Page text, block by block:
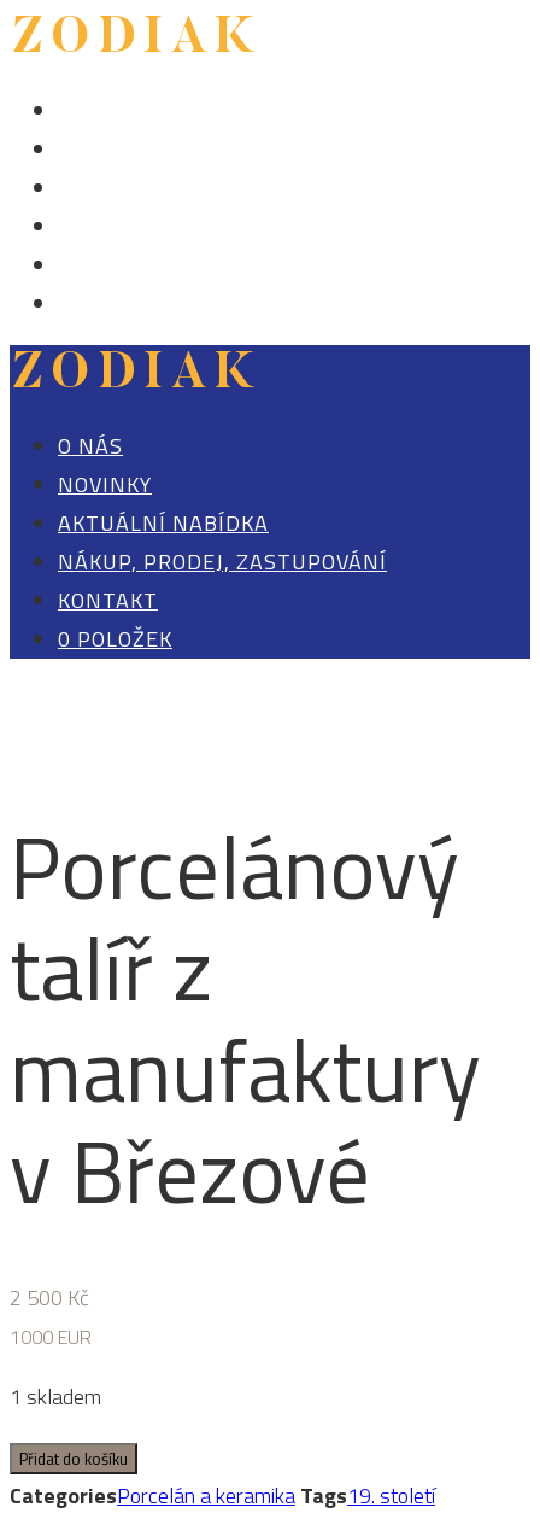
O NÁS
NOVINKY
AKTUÁLNÍ NABÍDKA
NÁKUP, PRODEJ, ZASTUPOVÁNÍ
KONTAKT
0 POLOŽEK
Porcelánový
talíř z
manufaktury
v Březové
2 500 Kč
1000 EUR
1 skladem
Porcelánový
talíř
Přidat do košíku
CategoriesPorcelán a keramikaTags19. století